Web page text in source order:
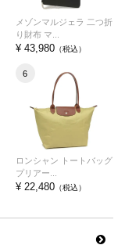
メゾンマルジェラ 二つ折
り財布 マ...
¥ 43,980（税込）
6
ロンシャン トートバッグ
プリアー...
¥ 22,480（税込）